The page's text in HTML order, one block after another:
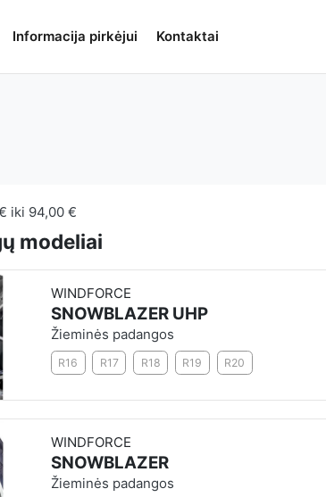
Informacija pirkėjui Kontaktai
iki 94,00 €
modeliai
WINDFORCE
SNOWBLAZER UHP
Žieminės padangos
R16 R17 R18 R19 R20
WINDFORCE
SNOWBLAZER
Žieminės padangos